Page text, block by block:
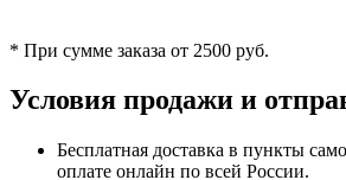
* При сумме заказа от 2500 руб.
Условия продажи и
Бесплатная доставка в пункты
оплате онлайн по всей России.